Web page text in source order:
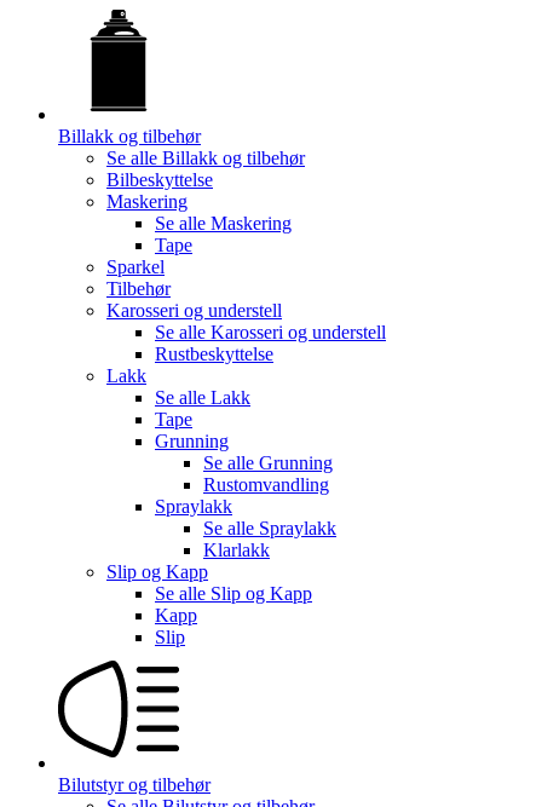
Billakk og tilbehør
Se alle Billakk og tilbehør
Bilbeskyttelse
Maskering
Se alle Maskering
Tape
Sparkel
Tilbehør
Karosseri og understell
Se alle Karosseri og understell
Rustbeskyttelse
Lakk
Se alle Lakk
Tape
Grunning
Se alle Grunning
Rustomvandling
Spraylakk
Se alle Spraylakk
Klarlakk
Slip og Kapp
Se alle Slip og Kapp
Kapp
Slip
Bilutstyr og tilbehør